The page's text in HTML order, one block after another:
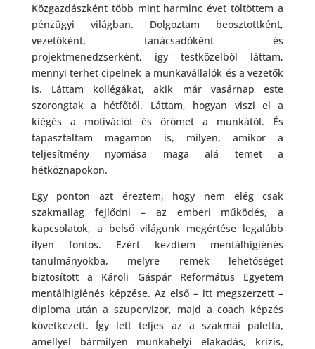
Közgazdászként több mint harminc évet töltöttem a
pénzügyi világban. Dolgoztam beosztottként,
vezetőként, tanácsadóként és
projektmenedzserként, így testközelből láttam,
mennyi terhet cipelnek a munkavállalók és a vezetők
is. Láttam kollégákat, akik már vasárnap este
szorongtak a hétfőtől. Láttam, hogyan viszi el a
kiégés a motivációt és örömet a munkától. És
tapasztaltam magamon is, milyen, amikor a
teljesítmény nyomása maga alá temet a
hétköznapokon.
Egy ponton azt éreztem, hogy nem elég csak
szakmailag fejlődni – az emberi működés, a
kapcsolatok, a belső világunk megértése legalább
ilyen fontos. Ezért kezdtem mentálhigiénés
tanulmányokba, melyre remek lehetőséget
biztosított a Károli Gáspár Református Egyetem
mentálhigiénés képzése. Az első – itt megszerzett –
diploma után a szupervizor, majd a coach képzés
következett. Így lett teljes az a szakmai paletta,
amellyel bármilyen munkahelyi elakadás, krízis,